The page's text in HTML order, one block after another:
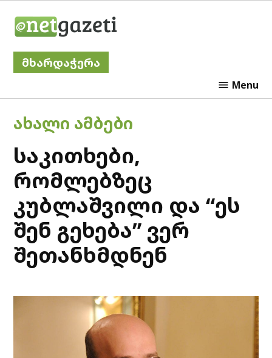
მხარდაჭერა
Menu
POSTED
IN
ᲐᲮᲐᲚᲘ ᲐᲛᲑᲔᲑᲘ
საკითხები,
რომლებზეც
კუბლაშვილი და “ეს
შენ გეხება” ვერ
შეთანხმდნენ